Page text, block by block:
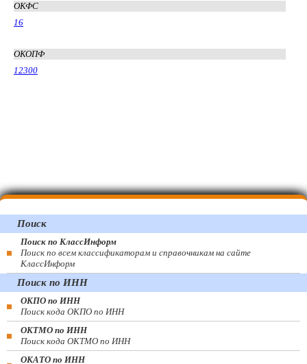
ОКФС
16
ОКОПФ
12300
Поиск
Поиск по КлассИнформ
Поиск по всем классификаторам и справочникам на сайте
КлассИнформ
Поиск по ИНН
ОКПО по ИНН
Поиск кода ОКПО по ИНН
ОКТМО по ИНН
Поиск кода ОКТМО по ИНН
ОКАТО по ИНН